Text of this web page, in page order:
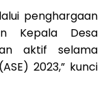
penghargaan
Kepala Desa
aktif selama
2023,” kunci